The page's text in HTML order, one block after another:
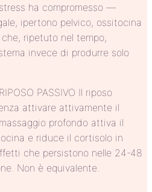
ha compromesso —
ipertono pelvico, ossitocina
ripetuto nel tempo,
invece di produrre solo
PASSIVO Il riposo
attivare attivamente il
profondo attiva il
e riduce il cortisolo in
che persistono nelle 24-48
Non è equivalente.